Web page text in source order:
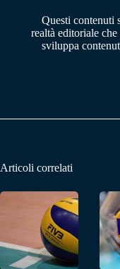
Questi contenuti
realtà editoriale
sviluppa
Articoli correlati